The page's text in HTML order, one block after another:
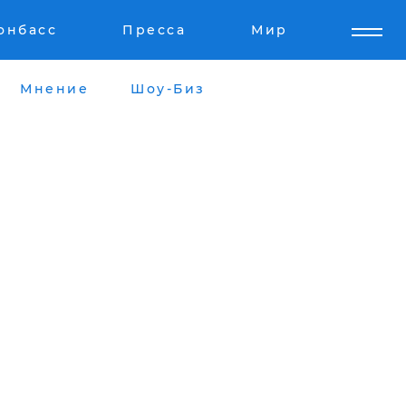
Пресса Мир
Мнение Шоу-Биз